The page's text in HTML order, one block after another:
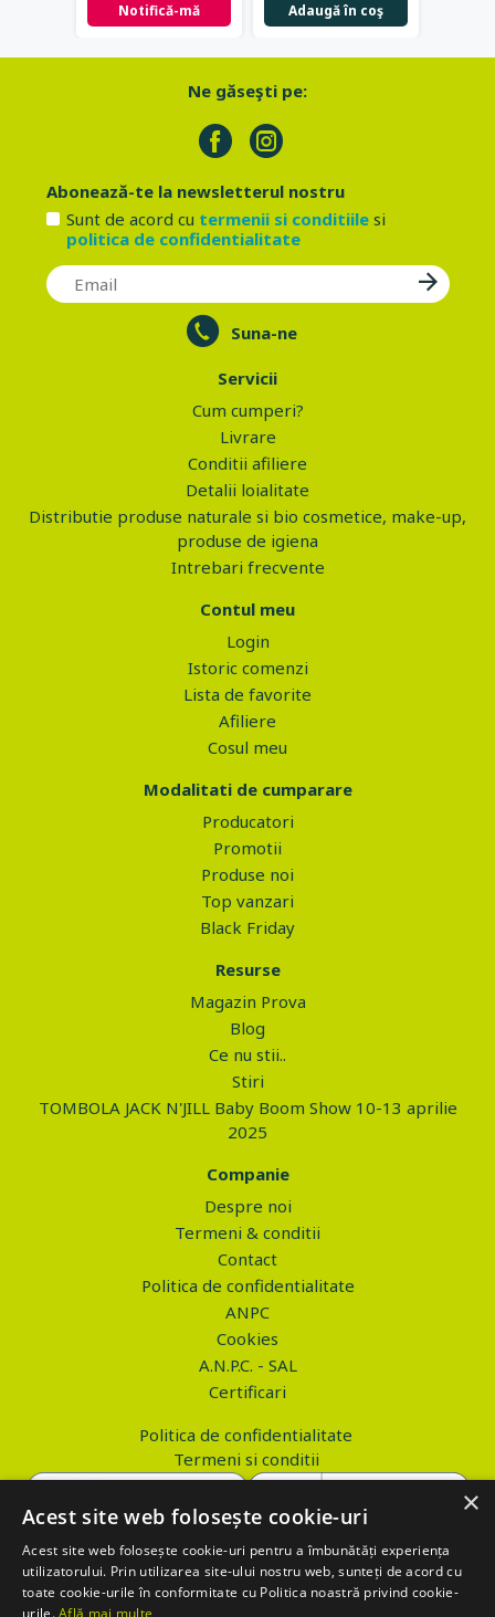
Notifică-mă Adaugă în coş
Ne găseşti pe:
Abonează-te la newsletterul nostru
Sunt de acord cu termenii si conditiilesi
politica de confidentialitate
Suna-ne
Servicii
Cum cumperi?
Livrare
Conditii afiliere
Detalii loialitate
Distributie produse naturale si bio cosmetice, make-up,
produse de igiena
Intrebari frecvente
Contul meu
Login
Istoric comenzi
Lista de favorite
Afiliere
Cosul meu
Modalitati de cumparare
Producatori
Promotii
Produse noi
Top vanzari
Black Friday
Resurse
Magazin Prova
Blog
Ce nu stii..
Stiri
TOMBOLA JACK N'JILL Baby Boom Show 10-13 aprilie
2025
Companie
Despre noi
Termeni & conditii
Contact
Politica de confidentialitate
ANPC
Cookies
A.N.P.C. - SAL
Certificari
Politica de confidentialitate
Termeni si conditii
Copyright © 2026 PROVA.ro
$('.btn_gdpr').click(function() { //alert('test'); var values='';
×
Acest site web folosește cookie-uri
Acest site web folosește cookie-uri pentru a îmbunătăți experiența
utilizatorului. Prin utilizarea site-ului nostru web, sunteți de acord cu
toate cookie-urile în conformitate cu Politica noastră privind cookie-
urile.Află mai multe